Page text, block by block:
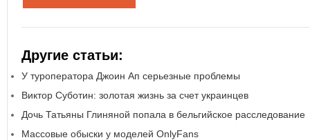
Другие статьи:
У туроператора Джоин Ап серьезные проблемы
Виктор Суботин: золотая жизнь за счет украинцев
Дочь Татьяны Глиняной попала в бельгийское расследование
Массовые обыски у моделей OnlyFans